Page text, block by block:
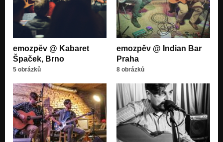
emozpěv @ Kabaret
Špaček, Brno
5 obrázků
emozpěv @ Indian Bar
Praha
8 obrázků